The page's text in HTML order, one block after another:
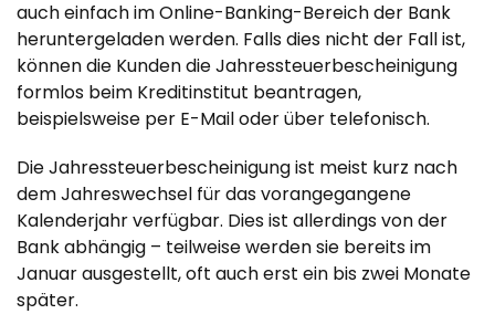
auch einfach im Online-Banking-Bereich der Bank
heruntergeladen werden. Falls dies nicht der Fall ist,
können die Kunden die Jahressteuerbescheinigung
formlos beim Kreditinstitut beantragen,
beispielsweise per E-Mail oder über telefonisch.
Die Jahressteuerbescheinigung ist meist kurz nach
dem Jahreswechsel für das vorangegangene
Kalenderjahr verfügbar. Dies ist allerdings von der
Bank abhängig – teilweise werden sie bereits im
Januar ausgestellt, oft auch erst ein bis zwei Monate
später.